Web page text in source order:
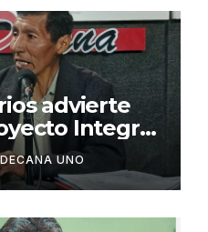
advierte
Integral
para
DECANA UNO